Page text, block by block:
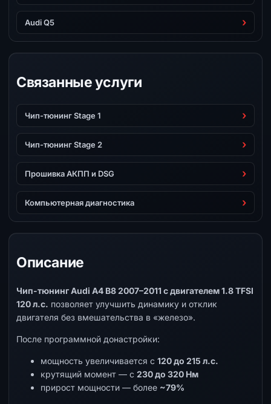
Audi Q5
Связанные услуги
Чип-тюнинг Stage 1
Чип-тюнинг Stage 2
Прошивка АКПП и DSG
Компьютерная диагностика
Описание
Чип-тюнинг Audi A4 B8 2007–2011 с двигателем 1.8 TFSI
120 л.с. позволяет улучшить динамику и отклик
двигателя без вмешательства в «железо».
После программной донастройки:
мощность увеличивается с 120 до 215 л.с.
крутящий момент — с 230 до 320 Нм
прирост мощности — более ~79%